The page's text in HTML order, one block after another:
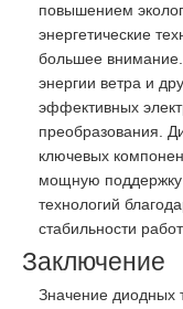
повышением
энергетические
большее внимание.
энергии ветра и
эффективных
преобразования.
ключевых
мощную поддержку
технологий
стабильности
Заключение
Значение диодных